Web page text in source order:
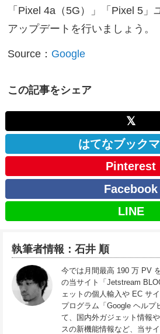
「Pixel 4a（5G）」「Pixel 5」
アップデートを行いましょう。
Source： Google
この記事をシェア
𝕏
はてなブック
Pinterest
Facebook
LINE
執筆者情報：石井 順
今では月間最高 190 万 PV
の当サイト「Jetstream
ェットの個人輸入や EC サ
プログラム「Google ヘルプ
て、国内外ガジェット情報
スの新機能情報など、当サ